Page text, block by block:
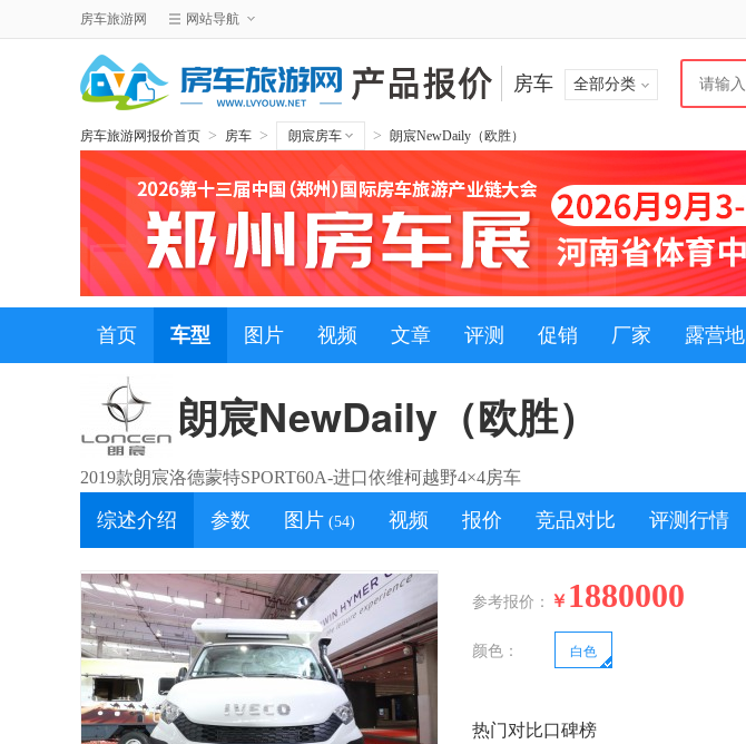
房车旅游网 网站导航
房车 全部分类
房车旅游网报价首页 > 房车 > 朗宸房车 > 朗宸NewDaily（欧胜）
首页 车型 图片 视频 文章 评测 促销 厂家 露营地
朗宸NewDaily（欧胜）
2019款朗宸洛德蒙特SPORT60A-进口依维柯越野4×4房车
综述介绍 参数 图片 (54) 视频 报价 竞品对比 评测行情
参考报价： ￥ 1880000
颜色： 白色
热门对比口碑榜